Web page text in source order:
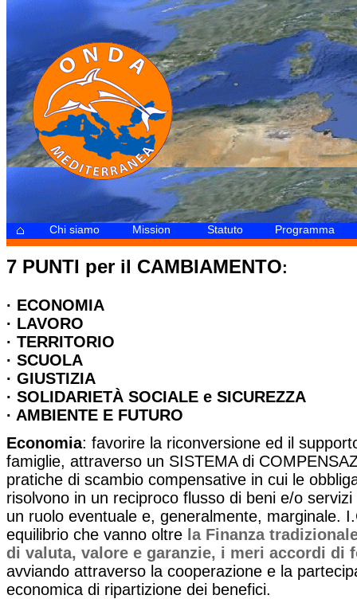
Chi siamo Mission Statuto Programma
-
7 PUNTI per il CAMBIAMENTO:
· ECONOMIA
· LAVORO
· TERRITORIO
· SCUOLA
· GIUSTIZIA
· SOLIDARIETÀ SOCIALE e SICUREZZA
· AMBIENTE E FUTURO
Economia: favorire la riconversione ed il
famiglie, attraverso un SISTEMA di
pratiche di scambio compensative in cui le
risolvono in un reciproco flusso di beni e/o
un ruolo eventuale e, generalmente, marginale.
equilibrio che vanno oltre la Finanza
di valuta, valore e garanzie, i meri accordi di
avviando attraverso la cooperazione e la
economica di ripartizione dei benefici.